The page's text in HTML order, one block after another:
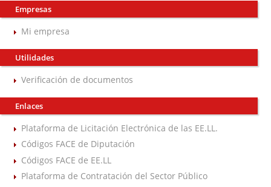
Empresas
Mi empresa
Utilidades
Verificación de documentos
Enlaces
Plataforma de Licitación Electrónica de las EE.LL.
Códigos FACE de Diputación
Códigos FACE de EE.LL
Plataforma de Contratación del Sector Público